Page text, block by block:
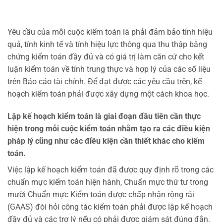
Yêu cầu của mỗi cuộc kiểm toán là phải đảm bảo tính hiệu
quả, tính kinh tế và tính hiệu lực thông qua thu thập bằng
chứng kiểm toán đầy đủ và có giá trị làm căn cứ cho kết
luận kiểm toán về tính trung thực và hợp lý của các số liệu
trên Báo cáo tài chính. Để đạt được các yêu cầu trên, kế
hoạch kiểm toán phải được xây dựng một cách khoa học.
Lập kế hoạch kiểm toán là giai đoạn đầu tiên cần thực
hiện trong mỗi cuộc kiểm toán nhằm tạo ra các điều kiện
pháp lý cũng như các điều kiện cần thiết khác cho kiểm
toán.
Việc lập kế hoạch kiểm toán đã được quy định rõ trong các
chuẩn mực kiểm toán hiện hành, Chuẩn mực thứ tư trong
mười Chuẩn mực Kiểm toán được chấp nhận rộng rãi
(GAAS) đòi hỏi công tác kiểm toán phải được lập kế hoạch
đầy đủ và các trợ lý nếu có phải được giám sát đúng đắn.